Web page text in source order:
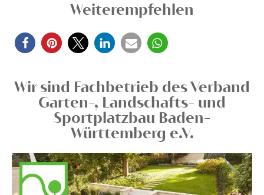
Weiterempfehlen
Wir sind Fachbetrieb des Verband
Garten-, Landschafts- und
Sportplatzbau Baden-
Württemberg e.V.